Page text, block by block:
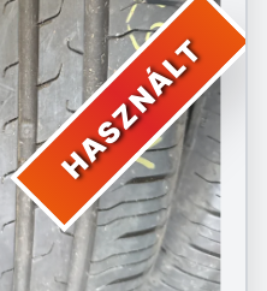
HASZNÁLT